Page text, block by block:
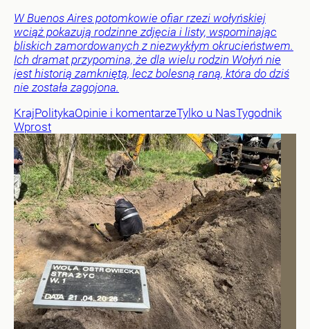
W Buenos Aires potomkowie ofiar rzezi wołyńskiej
wciąż pokazują rodzinne zdjęcia i listy, wspominając
bliskich zamordowanych z niezwykłym okrucieństwem.
Ich dramat przypomina, że dla wielu rodzin Wołyń nie
jest historią zamkniętą, lecz bolesną raną, która do dziś
nie została zagojona.
KrajPolitykaOpinie i komentarzeTylko u NasTygodnik
Wprost